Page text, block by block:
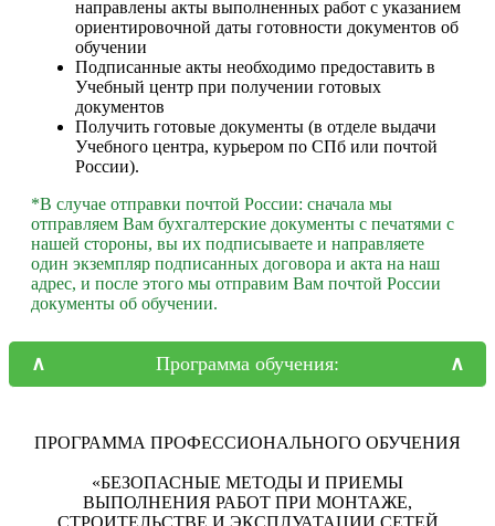
направлены акты выполненных работ с указанием
ориентировочной даты готовности документов об
обучении
Подписанные акты необходимо предоставить в
Учебный центр при получении готовых
документов
Получить готовые документы (в отделе выдачи
Учебного центра, курьером по СПб или почтой
России).
*В случае отправки почтой России: сначала мы
отправляем Вам бухгалтерские документы с печатями с
нашей стороны, вы их подписываете и направляете
один экземпляр подписанных договора и акта на наш
адрес, и после этого мы отправим Вам почтой России
документы об обучении.
Программа обучения:
ПРОГРАММА ПРОФЕССИОНАЛЬНОГО ОБУЧЕНИЯ
«БЕЗОПАСНЫЕ МЕТОДЫ И ПРИЕМЫ
ВЫПОЛНЕНИЯ РАБОТ ПРИ МОНТАЖЕ,
СТРОИТЕЛЬСТВЕ И ЭКСПЛУАТАЦИИ СЕТЕЙ